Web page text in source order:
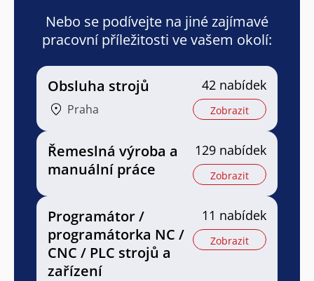
Nebo se podívejte na jiné zajímavé
pracovní příležitosti ve vašem okolí:
Obsluha strojů
Praha
42 nabídek
Zobrazit
Řemeslná výroba a
manuální práce
129 nabídek
Zobrazit
Programátor /
programátorka NC /
CNC / PLC strojů a
zařízení
11 nabídek
Zobrazit